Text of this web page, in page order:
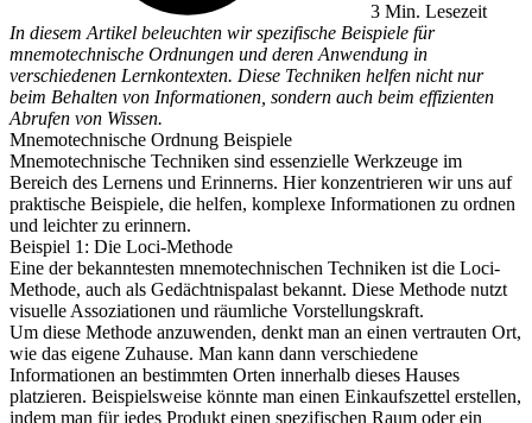
3 Min. Lesezeit
In diesem Artikel beleuchten wir spezifische Beispiele für
mnemotechnische Ordnungen und deren Anwendung in
verschiedenen Lernkontexten. Diese Techniken helfen nicht nur
beim Behalten von Informationen, sondern auch beim effizienten
Abrufen von Wissen.
Mnemotechnische Ordnung Beispiele
Mnemotechnische Techniken sind essenzielle Werkzeuge im
Bereich des Lernens und Erinnerns. Hier konzentrieren wir uns auf
praktische Beispiele, die helfen, komplexe Informationen zu ordnen
und leichter zu erinnern.
Beispiel 1: Die Loci-Methode
Eine der bekanntesten mnemotechnischen Techniken ist die Loci-
Methode, auch als Gedächtnispalast bekannt. Diese Methode nutzt
visuelle Assoziationen und räumliche Vorstellungskraft.
Um diese Methode anzuwenden, denkt man an einen vertrauten Ort,
wie das eigene Zuhause. Man kann dann verschiedene
Informationen an bestimmten Orten innerhalb dieses Hauses
platzieren. Beispielsweise könnte man einen Einkaufszettel erstellen,
indem man für jedes Produkt einen spezifischen Raum oder ein